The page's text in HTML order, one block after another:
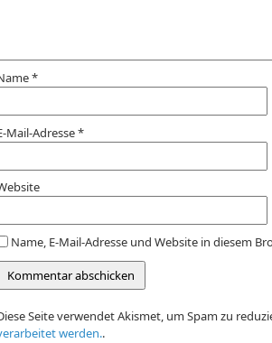
*
Mail-Adresse*
Name, E-Mail-Adresse und Website in diesem
Seite verwendet Akismet, um Spam zu
werden..